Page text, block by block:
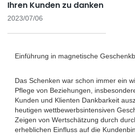
Ihren Kunden zu danken
2023/07/06
Einführung in magnetische
Das Schenken war schon immer ein
Pflege von Beziehungen,
Kunden und Klienten Dankbarkeit
heutigen wettbewerbsintensiven
Zeigen von Wertschätzung durch
erheblichen Einfluss auf die